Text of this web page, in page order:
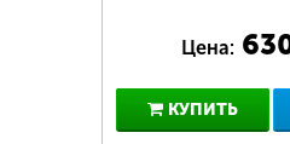
Цена:
КУПИТЬ